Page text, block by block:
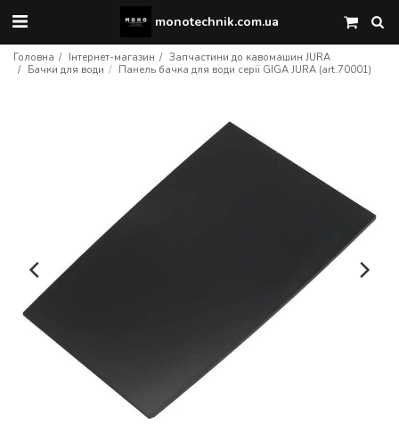
monotechnik.com.ua
Головна Інтернет-магазин
Запчастини до кавомашин JURA
Бачки для води
Панель бачка для води серії GIGA JURA (art.70001)